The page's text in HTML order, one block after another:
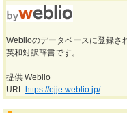
Weblioのデータベースに登録さ
英和対訳辞書です。
提供 Weblio
URL https://ejje.weblio.jp/